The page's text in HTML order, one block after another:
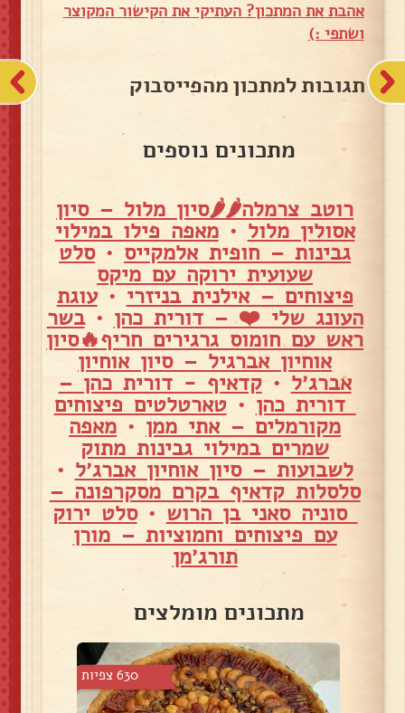
אהבת את המתכון? העתיקי את הקישור המקוצר
ושתפי :)
תגובות למתכון מהפייסבוק
מתכונים נוספים
רוטב צרמלה🌶🌶סיון מלול – סיון
אסולין מלול •מאפה פילו במילוי
גבינות – חופית אלמקייס •סלט
שעועית ירוקה עם מיקס
פיצוחים – אילנית בניזרי •עוגת
העונג שלי ❤️ – דורית כהן •בשר
ראש עם חומוס גרגירים חריף🔥סיון
אוחיון אברגיל – סיון אוחיון
אברג׳ל •קדאיף - דורית כהן –
דורית כהן •טארטלטים פיצוחים
מקורמלים – אתי ממן • מאפה
שמרים במילוי גבינות מתוק
לשבועות – סיון אוחיון אברג׳ל •
סלסלות קדאיף בקרם מסקרפונה –
סוניה סאני בן הרוש •סלט ירוק
עם פיצוחים וחמוציות – מורן
תורג׳מן
מתכונים מומלצים
630 צפיות